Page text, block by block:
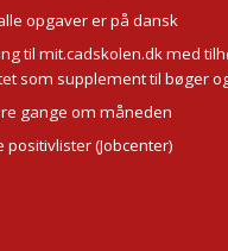
opgaver er på dansk
til mit.cadskolen.dk med
som supplement til bøger
gange om måneden
(Jobcenter)